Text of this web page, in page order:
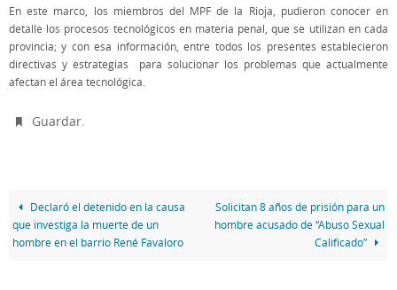
En este marco, los miembros del MPF de la Rioja, pudieron conocer en
detalle los procesos tecnológicos en materia penal, que se utilizan en cada
provincia; y con esa información, entre todos los presentes establecieron
directivas y estrategias para solucionar los problemas que actualmente
afectan el área tecnológica.
Guardar.
Declaró el detenido en la causa
que investiga la muerte de un
hombre en el barrio René Favaloro
Solicitan 8 años de prisión para un
hombre acusado de “Abuso Sexual
Calificado”